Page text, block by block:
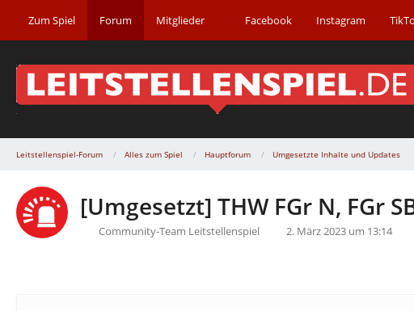
Zum Spiel Forum Mitglieder Facebook Instagram
Leitstellenspiel-Forum Alles zum Spiel Hauptforum Umgesetzte Inhalte und Updates
[Umgesetzt] THW FGr N, FGr
Community-Team Leitstellenspiel 2. März 2023 um 13:14